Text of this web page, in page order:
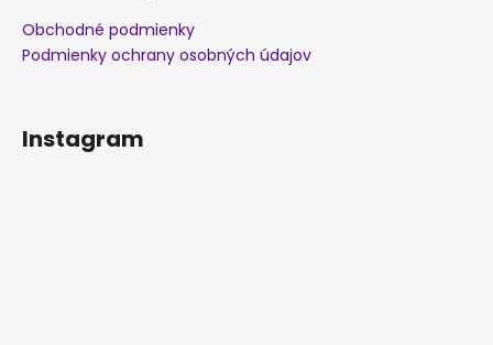
Obchodné podmienky
Podmienky ochrany osobných údajov
Instagram